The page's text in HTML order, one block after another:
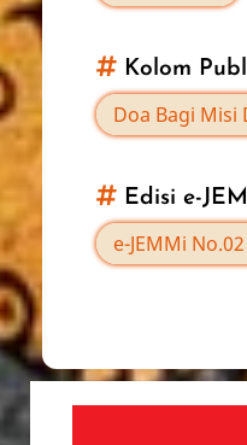
Tahun
2010
Kolom
Doa Bagi Misi
Edisi e-
e-JEMMi